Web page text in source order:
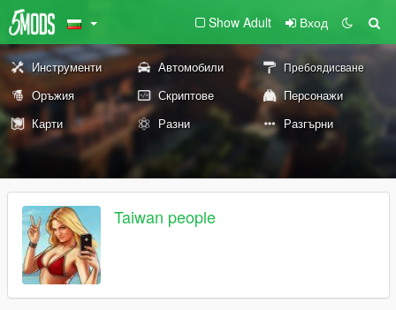
Show Adult Вход
Инструменти Автомобили Пребоядисване
Оръжия Скриптове
Персонажи
Карти
Разни Разгърни
Taiwan people